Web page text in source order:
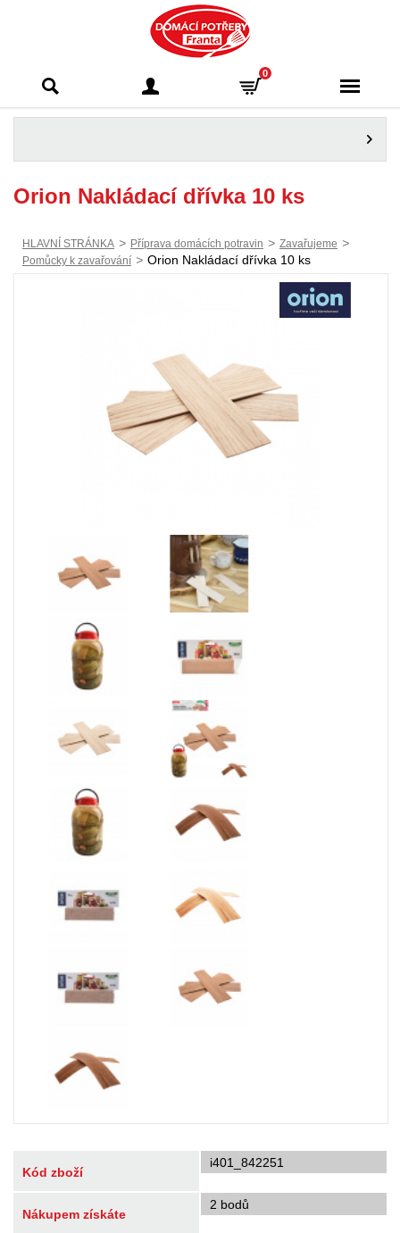
Franta - Příbram
0
Orion Nakládací dřívka 10 ks
HLAVNÍ STRÁNKA > Příprava domácích potravin > Zavařujeme >
Pomůcky k zavařování > Orion Nakládací dřívka 10 ks
Kód zboží
i401_842251
Nákupem získáte
2 bodů